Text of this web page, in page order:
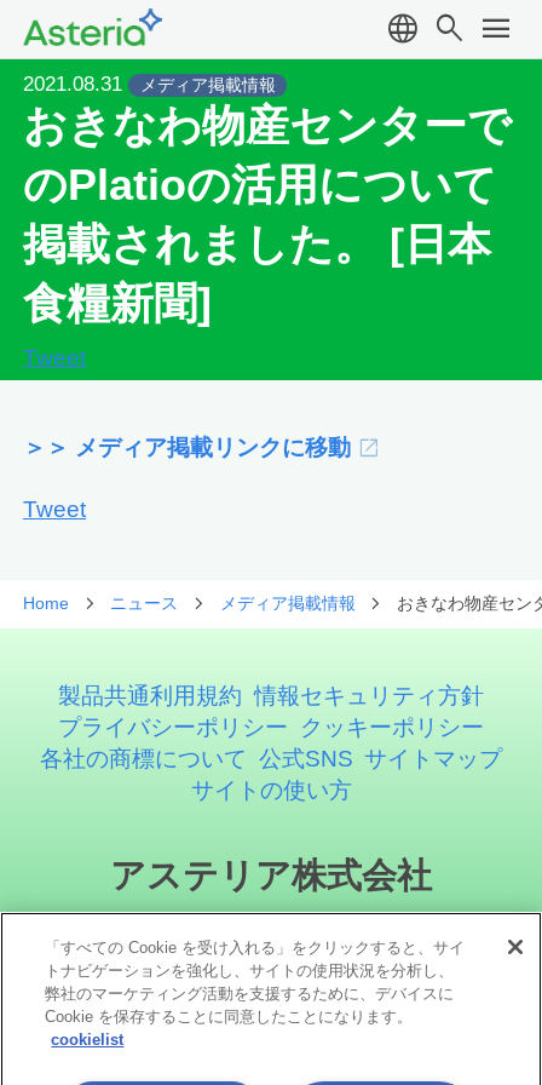
language search menu
2021.08.31 メディア掲載情報
おきなわ物産センターで
のPlatioの活用について
掲載されました。 [日本
食糧新聞]
Tweet
＞＞ メディア掲載リンクに移動
Tweet
Home ニュース メディア掲載情報 おきなわ物産セン
製品共通利用規約 情報セキュリティ方針
プライバシーポリシー
クッキーポリシー
各社の商標について 公式SNS サイトマップ
サイトの使い方
アステリア株式会社
「すべての Cookie を受け入れる」をクリックすると、サイ
トナビゲーションを強化し、サイトの使用状況を分析し、
弊社のマーケティング活動を支援するために、デバイスに
Cookie を保存することに同意したことになります。
cookielist